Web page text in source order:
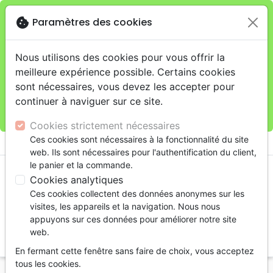
Je veux retirer ma commande au 4, rue Audubon
(Gare de Lyon), Parisclose
warningCette boutique en ligne est limitée au retrait en
magasin.
Pour les livraisons à domicile, veuillez passer vos
commandes sur la boutique La Maison de la Bible
shopping_cart
cookie Paramètres des cookies
Nous utilisons des cookies pour vous offrir la
meilleure expérience possible. Certains cookies
sont nécessaires, vous devez les accepter pour
continuer à naviguer sur ce site.
Cookies strictement nécessaires
Ces cookies sont nécessaires à la fonctionnalité du site
web. Ils sont nécessaires pour l'authentification du client,
le panier et la commande.
Cookies analytiques
Ces cookies collectent des données anonymes sur les
visites, les appareils et la navigation. Nous nous
appuyons sur ces données pour améliorer notre site
web.
En fermant cette fenêtre sans faire de choix, vous acceptez
tous les cookies.